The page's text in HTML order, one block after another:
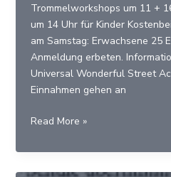
Trommelworkshops um 11 +
um 14 Uhr für Kinder
am Samstag: Erwachsene 25
Anmeldung erbeten.
Universal Wonderful Street
Einnahmen gehen an
Afrika-
in
Elmshorn
Read More »